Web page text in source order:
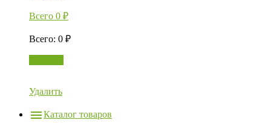
Всего 0 ₽
Всего: 0 ₽
Удалить
Каталог товаров